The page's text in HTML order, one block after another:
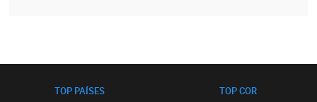
TOP PAÍSES TOP COR